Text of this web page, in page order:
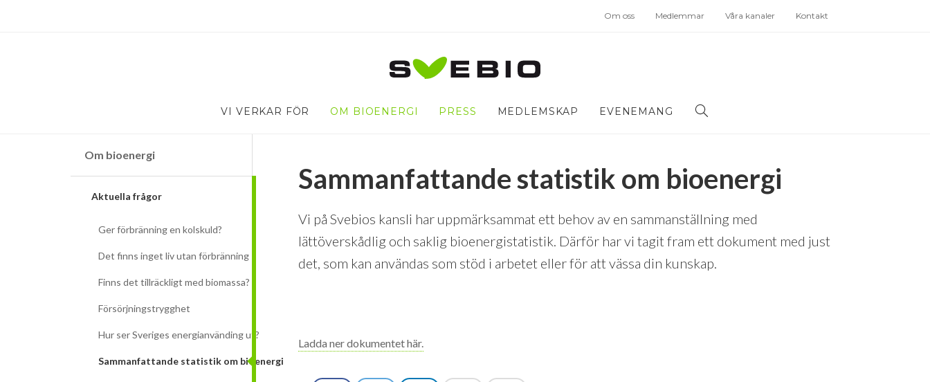
Om oss Medlemmar Våra kanaler Kontakt
VI VERKAR FÖR OM BIOENERGI PRESS MEDLEMSKAP EVENEMANG
Om bioenergi
Aktuella frågor
Ger förbränning en kolskuld?
Det finns inget liv utan förbränning
Finns det tillräckligt med biomassa?
Försörjningstrygghet
Hur ser Sveriges energianvänding ut?
Sammanfattande statistik om bioenergi
Sammanfattande statistik om bioenergi
Vi på Svebios kansli har uppmärksammat ett behov av en sammanställning med
lättöverskådlig och saklig bioenergistatistik. Därför har vi tagit fram ett dokument med just
det, som kan användas som stöd i arbetet eller för att vässa din kunskap.
Ladda ner dokumentet här.